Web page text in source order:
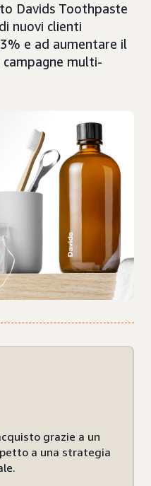
Davids Toothpaste
nuovi clienti
e ad aumentare il
multi-
grazie a un
a una strategia